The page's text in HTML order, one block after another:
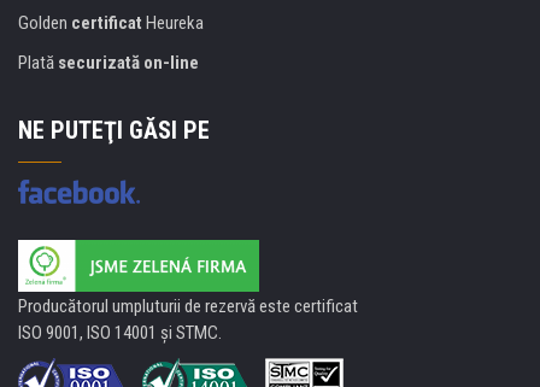
Golden certificat Heureka
Plată securizată on-line
NE PUTEŢI GĂSI PE
Producătorul umpluturii de rezervă este certificat
ISO 9001, ISO 14001 şi STMC.